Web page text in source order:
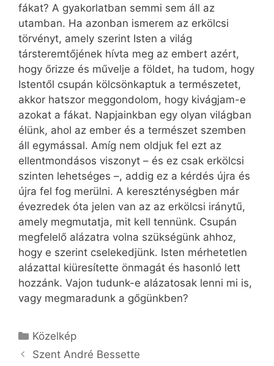
fákat? A gyakorlatban semmi sem áll az
utamban. Ha azonban ismerem az erkölcsi
törvényt, amely szerint Isten a világ
társteremtőjének hívta meg az embert azért,
hogy őrizze és művelje a földet, ha tudom, hogy
Istentől csupán kölcsönkaptuk a természetet,
akkor hatszor meggondolom, hogy kivágjam-e
azokat a fákat. Napjainkban egy olyan világban
élünk, ahol az ember és a természet szemben
áll egymással. Amíg nem oldjuk fel ezt az
ellentmondásos viszonyt – és ez csak erkölcsi
szinten lehetséges –, addig ez a kérdés újra és
újra fel fog merülni. A kereszténységben már
évezredek óta jelen van az az erkölcsi iránytű,
amely megmutatja, mit kell tennünk. Csupán
megfelelő alázatra volna szükségünk ahhoz,
hogy e szerint cselekedjünk. Isten mérhetetlen
alázattal kiüresítette önmagát és hasonló lett
hozzánk. Vajon tudunk-e alázatosak lenni mi is,
vagy megmaradunk a gőgünkben?
Kategória
Közelkép
Szent André Bessette